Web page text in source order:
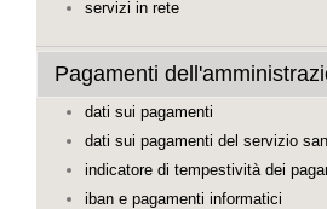
servizi in rete
Pagamenti
dati sui pagamenti
dati sui pagamenti del servizio
indicatore di tempestività dei
iban e pagamenti informatici